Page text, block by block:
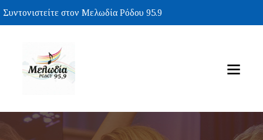
στον Μελωδία Ρόδου 95.9